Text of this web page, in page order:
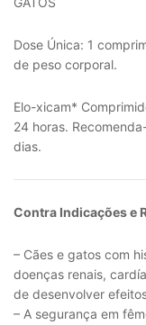
Dose Única: 1
de peso corporal.
Elo-xicam*
24 horas.
dias.
Contra Indicações e
– Cães e gatos com
doenças renais,
de desenvolver
– A segurança em